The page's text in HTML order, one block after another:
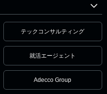
テックコンサルティング
就活エージェント
Adecco Group